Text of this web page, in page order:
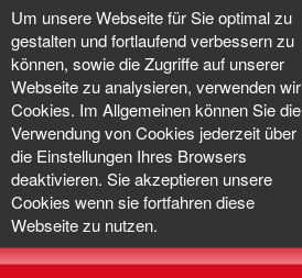
Um unsere Webseite für Sie optimal zu
gestalten und fortlaufend verbessern zu
können, sowie die Zugriffe auf unserer
Webseite zu analysieren, verwenden wir
Cookies. Im Allgemeinen können Sie die
Verwendung von Cookies jederzeit über
die Einstellungen Ihres Browsers
deaktivieren. Sie akzeptieren unsere
Cookies wenn sie fortfahren diese
Webseite zu nutzen.